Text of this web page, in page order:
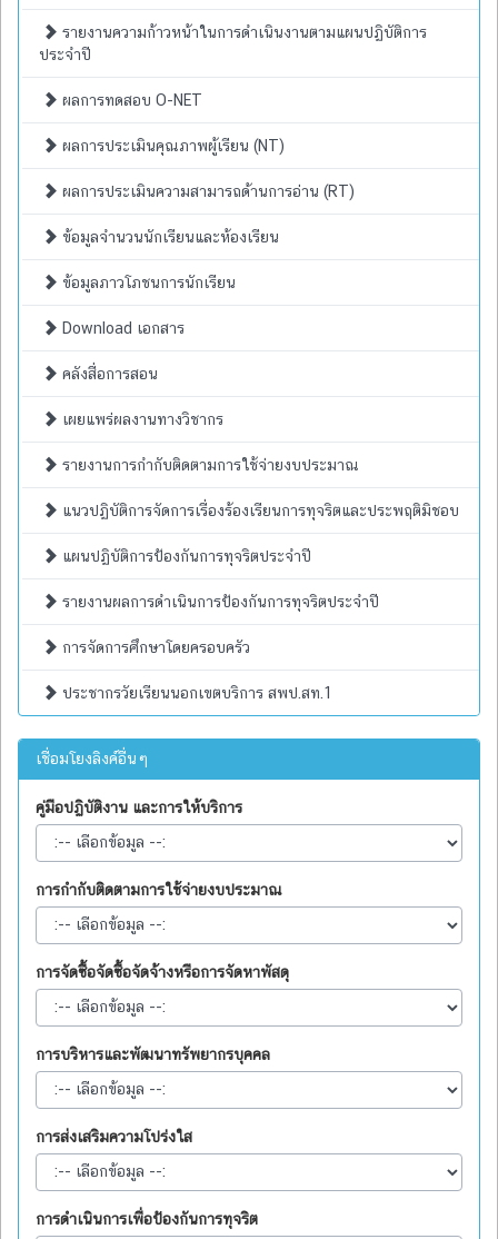
รายงานความก้าวหน้าในการดำเนินงานตามแผนปฏิบัติการ
ประจำปี
ผลการทดสอบ O-NET
ผลการประเมินคุณภาพผู้เรียน (NT)
ผลการประเมินความสามารถด้านการอ่าน (RT)
ข้อมูลจำนวนนักเรียนและห้องเรียน
ข้อมูลภาวโภชนการนักเรียน
Download เอกสาร
คลังสื่อการสอน
เผยแพร่ผลงานทางวิชากร
รายงานการกำกับติดตามการใช้จ่ายงบประมาณ
แนวปฏิบัติการจัดการเรื่องร้องเรียนการทุจริตและประพฤติมิชอบ
แผนปฏิบัติการป้องกันการทุจริตประจำปี
รายงานผลการดำเนินการป้องกันการทุจริตประจำปี
การจัดการศึกษาโดยครอบครัว
ประชากรวัยเรียนนอกเขตบริการ สพป.สท.1
เชื่อมโยงลิงค์อื่นๆ
คู่มือปฏิบัติงาน และการให้บริการ
การกำกับติดตามการใช้จ่ายงบประมาณ
การจัดซื้อจัดซื้อจัดจ้างหรือการจัดหาพัสดุ
การบริหารและพัฒนาทรัพยากรบุคคล
การส่งเสริมความโปร่งใส
การดำเนินการเพื่อป้องกันการทุจริต